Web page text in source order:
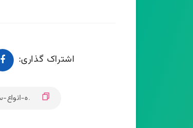
اشتراک گذاری: